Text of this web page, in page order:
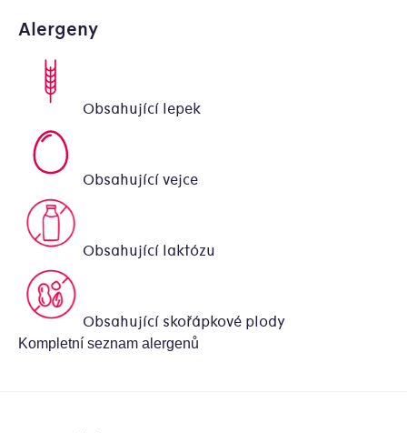
Alergeny
Obsahující lepek
Obsahující vejce
Obsahující laktózu
Obsahující skořápkové plody
Kompletní seznam alergenů